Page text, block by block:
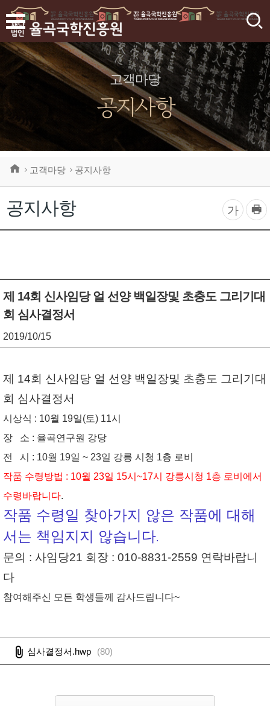
검
고객마당
공지사항
공지사항
고객마당 공지사항
글
자
조
가
프
린
트
제 14회 신사임당 얼 선양 백일장및 초충도 그리기대
회 심사결정서
2019/10/15
제 14회 신사임당 얼 선양 백일장및 초충도 그리기대
회 심사결정서
시상식 : 10월 19일(토) 11시
장 소 : 율곡연구원 강당
전 시 : 10월 19일 ~ 23일 강릉 시청 1층 로비
작품 수령방법 : 10월 23일 15시~17시 강릉시청 1층 로비에서
수령바랍니다.
작품 수령일 찾아가지 않은 작품에 대해
서는 책임지지 않습니다.
문의 : 사임당21 회장 : 010-8831-2559 연락바랍니
다
참여해주신 모든 학생들께 감사드립니다~
심사결정서.hwp (80)